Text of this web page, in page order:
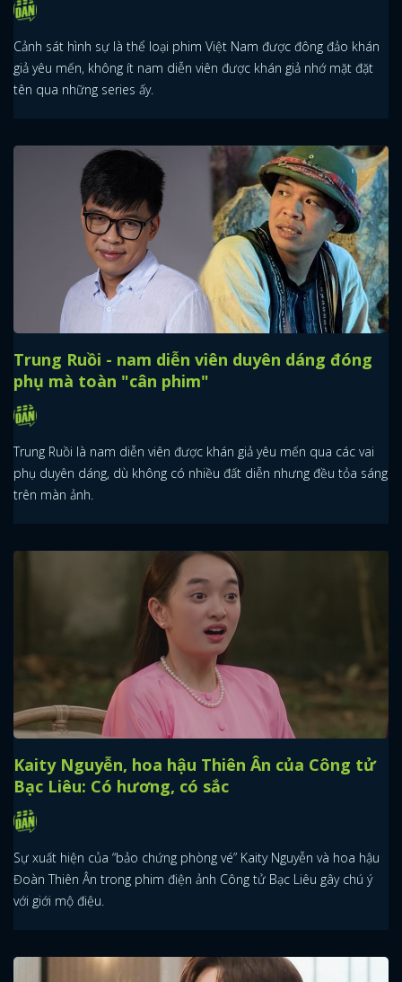
Cảnh sát hình sự là thể loại phim Việt Nam được đông đảo khán
giả yêu mến, không ít nam diễn viên được khán giả nhớ mặt đặt
tên qua những series ấy.
Trung Ruồi - nam diễn viên duyên dáng đóng
phụ mà toàn "cân phim"
Trung Ruồi là nam diễn viên được khán giả yêu mến qua các vai
phụ duyên dáng, dù không có nhiều đất diễn nhưng đều tỏa sáng
trên màn ảnh.
Kaity Nguyễn, hoa hậu Thiên Ân của Công tử
Bạc Liêu: Có hương, có sắc
Sự xuất hiện của “bảo chứng phòng vé” Kaity Nguyễn và hoa hậu
Đoàn Thiên Ân trong phim điện ảnh Công tử Bạc Liêu gây chú ý
với giới mộ điệu.